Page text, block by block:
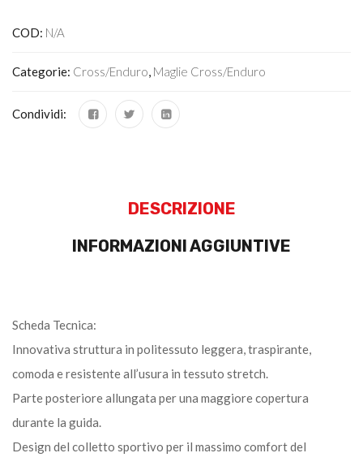
COD: N/A
Categorie: Cross/Enduro, Maglie Cross/enduro
Condividi:
DESCRIZIONE
INFORMAZIONI AGGIUNTIVE
Scheda Tecnica:
Innovativa struttura in politessuto leggera, traspirante,
comoda e resistente all’usura in tessuto stretch.
Parte posteriore allungata per una maggiore copertura
durante la guida.
Design del colletto sportivo per il massimo comfort del